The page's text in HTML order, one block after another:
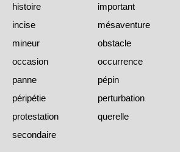
histoire
important
incise
mésaventure
mineur
obstacle
occasion
occurrence
panne
pépin
péripétie
perturbation
protestation
querelle
secondaire